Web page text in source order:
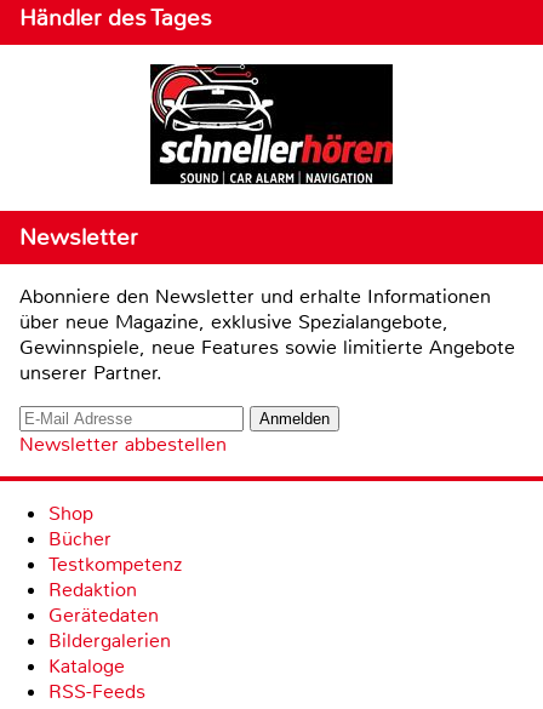
Händler des Tages
Newsletter
Abonniere den Newsletter und erhalte Informationen
über neue Magazine, exklusive Spezialangebote,
Gewinnspiele, neue Features sowie limitierte Angebote
unserer Partner.
Newsletter abbestellen
Shop
Bücher
Testkompetenz
Redaktion
Gerätedaten
Bildergalerien
Kataloge
RSS-Feeds